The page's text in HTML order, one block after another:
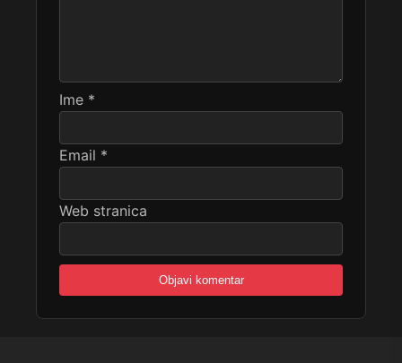
Ime *
Email *
Web stranica